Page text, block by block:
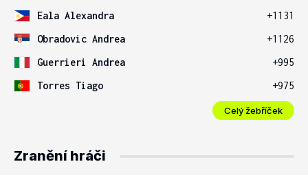
Eala Alexandra
+1131
Obradovic Andrea
+1126
Guerrieri Andrea
+995
Torres Tiago
+975
Celý žebříček
Zranění hráči